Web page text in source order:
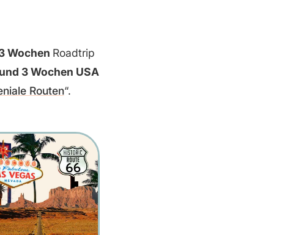
Wochen Roadtrip
3 Wochen USA
Routen“.